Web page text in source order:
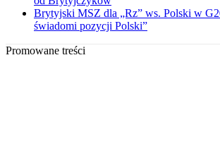
Brytyjski MSZ dla „Rz” ws. Polski w
świadomi pozycji Polski”
Promowane treści